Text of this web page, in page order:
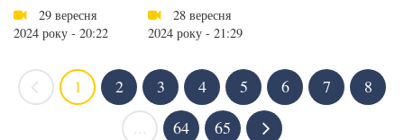
29 вересня
2024 року - 20:22
28 вересня
2024 року - 21:29
1 2 3 4 5 6 7
8
64 65